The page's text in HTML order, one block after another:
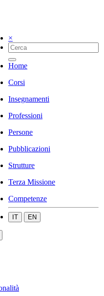
×
Home
Corsi
Insegnamenti
Professioni
Persone
Pubblicazioni
Strutture
Terza Missione
Competenze
IT EN